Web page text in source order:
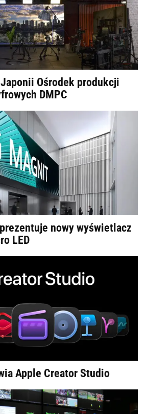
Ośrodek produkcji
DMPC
nowy wyświetlacz
LED
Apple Creator Studio